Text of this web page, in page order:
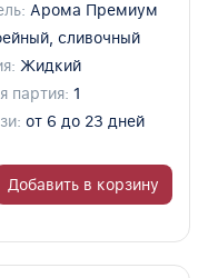
Арома Премиум
сливочный
Жидкий
партия: 1
от 6 до 23 дней
Добавить в корзину